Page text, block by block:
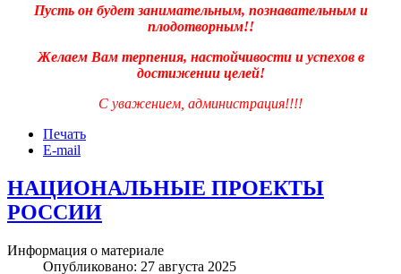
Пусть он будет занимательным, познавательным и
плодотворным!!
Желаем Вам терпения, настойчивости и успехов в
достижении целей!
С уважением, администрация!!!!
Печать
E-mail
НАЦИОНАЛЬНЫЕ ПРОЕКТЫ
РОССИИ
Информация о материале
Опубликовано: 27 августа 2025